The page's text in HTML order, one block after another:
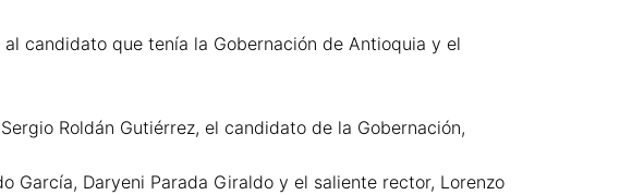
candidato que tenía la Gobernación de Antioquia y el
Roldán Gutiérrez, el candidato de la Gobernación,
García, Daryeni Parada Giraldo y el saliente rector, Lorenzo